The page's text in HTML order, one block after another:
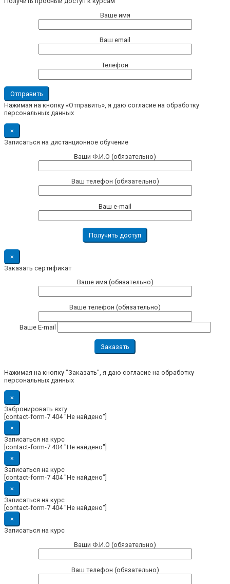
Ваше имя
Ваш email
Телефон
Нажимая на кнопку «Отправить», я даю согласие на обработку
персональных данных
×
Записаться на дистанционное обучение
Ваши Ф.И.О (обязательно)
Ваш телефон (обязательно)
Ваш e-mail
×
Заказать сертификат
Ваше имя (обязательно)
Ваше телефон (обязательно)
Ваше E-mail
Нажимая на кнопку "Заказать", я даю согласие на обработку
персональных данных
×
Забронировать яхту
[contact-form-7 404 "Не найдено"]
×
Записаться на курс
[contact-form-7 404 "Не найдено"]
×
Записаться на курс
[contact-form-7 404 "Не найдено"]
×
Записаться на курс
[contact-form-7 404 "Не найдено"]
×
Записаться на курс
Ваши Ф.И.О (обязательно)
Ваш телефон (обязательно)